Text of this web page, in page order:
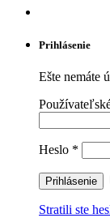
Prihlásenie
Ešte nemáte
Heslo *
Stratili ste